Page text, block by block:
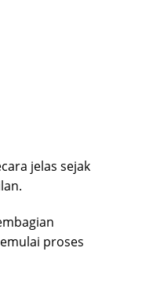
jelas sejak
proses